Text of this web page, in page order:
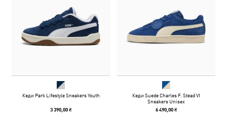
Кеди Park Lifestyle Sneakers Youth
3 390,00 ₴
Кеди Suede Charles F. Stead VI
Sneakers Unisex
6 490,00 ₴